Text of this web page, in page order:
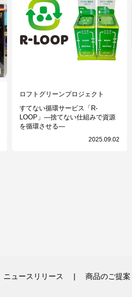
ロフトグリーンプロジェクト
すてない循環サービス「R-
LOOP」—捨てない仕組みで資源
を循環させる—
2025.09.02
ニュースリリース 商品のご提案